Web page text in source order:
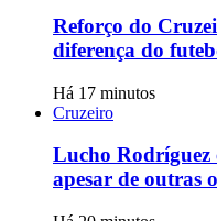
Reforço do
diferença do
Há 17 minutos
Cruzeiro
Lucho Rodríguez
apesar de outras